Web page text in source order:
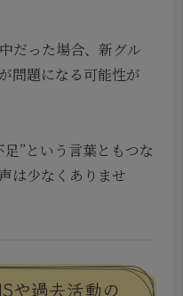
だった場合、新グル
問題になる可能性が
”という言葉ともつな
は少なくありませ
や過去活動の